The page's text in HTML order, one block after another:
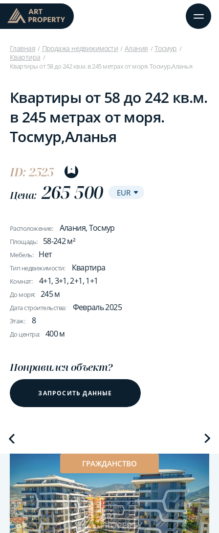
Главная Продажа недвижимости Алания
Тосмур
Квартира
Квартиры от 58 до 242 кв.м. в 245 метрах от моря. Тосмур,Аланья
Квартиры от 58 до 242 кв.м.
в 245 метрах от моря.
Тосмур,Аланья
ID: 2525
Цена: 265 500
Расположение: Алания, Тосмур
Площадь: 58-242 м²
Мебель: Нет
Тип недвижимости: Квартира
Комнат: 4+1, 3+1, 2+1, 1+1
До моря: 245 м
Дата строительства: Февраль 2025
Этаж: 8
До центра: 400 м
Понравился объект?
ЗАПРОСИТЬ ДАННЫЕ
ГРАЖДАНСТВО